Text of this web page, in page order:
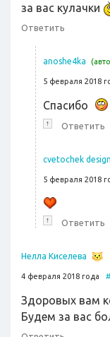
за вас кулачки
Ответить
anoshe4ka
5 февраля 2018
Спасибо
↑ Ответить
cvetochek design
5 февраля 2018
↑ Ответить
Нелла Киселева
4 февраля 2018 года #
Здоровых вам
Будем за вас